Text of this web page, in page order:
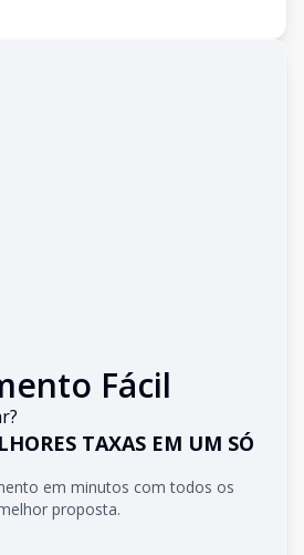
Fácil
TAXAS EM UM SÓ
em minutos com todos os
proposta.